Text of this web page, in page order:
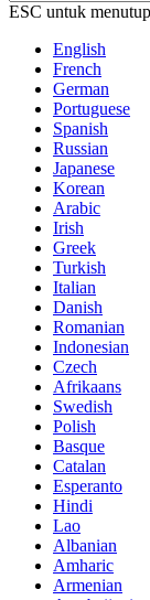
ESC untuk menutup
English
French
German
Portuguese
Spanish
Russian
Japanese
Korean
Arabic
Irish
Greek
Turkish
Italian
Danish
Romanian
Indonesian
Czech
Afrikaans
Swedish
Polish
Basque
Catalan
Esperanto
Hindi
Lao
Albanian
Amharic
Armenian